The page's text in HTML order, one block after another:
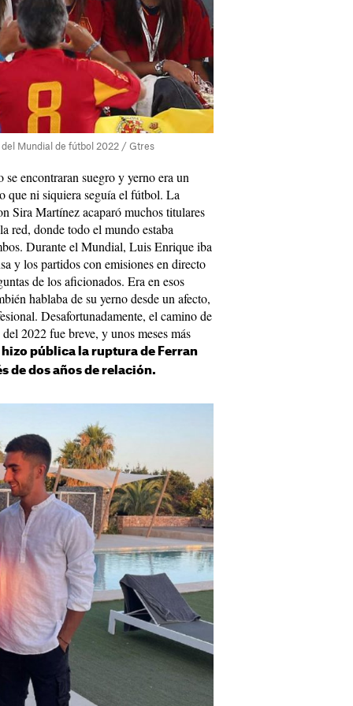
Mundial de fútbol 2022 / Gtres
encontraran suegro y yerno era un
que ni siquiera seguía el fútbol. La
Sira Martínez acaparó muchos titulares
red, donde todo el mundo estaba
Durante el Mundial, Luis Enrique iba
y los partidos con emisiones en directo
de los aficionados. Era en esos
hablaba de su yerno desde un afecto,
Desafortunadamente, el camino de
2022 fue breve, y unos meses más
hizo pública la ruptura de Ferran
de dos años de relación.